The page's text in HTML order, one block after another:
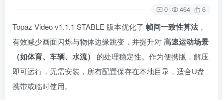
0 464 6
Topaz Video v1.1.1 STABLE 版本优化了 帧间一致性算法 ，
有效减少画面闪烁与物体边缘跳变，并提升对高速运动场景
（如体育、车辆、水流）
的处理稳定性。作为便携版，解压
即可运行，无需安装，所有配置保存在本地目录，适合U盘
携带或临时使用。